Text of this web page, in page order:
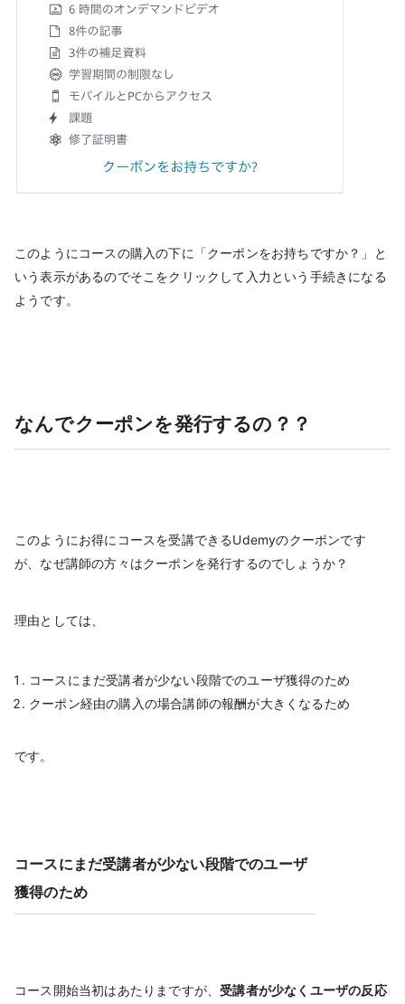
このようにコースの購入の下に「クーポンをお持ちですか？」と
いう表示があるのでそこをクリックして入力という手続きになる
ようです。
なんでクーポンを発行するの？？
このようにお得にコースを受講できるUdemyのクーポンです
が、なぜ講師の方々はクーポンを発行するのでしょうか？
理由としては、
コースにまだ受講者が少ない段階でのユーザ獲得のため
クーポン経由の購入の場合講師の報酬が大きくなるため
です。
コースにまだ受講者が少ない段階でのユーザ
獲得のため
コース開始当初はあたりまですが、受講者が少なくユーザの反応